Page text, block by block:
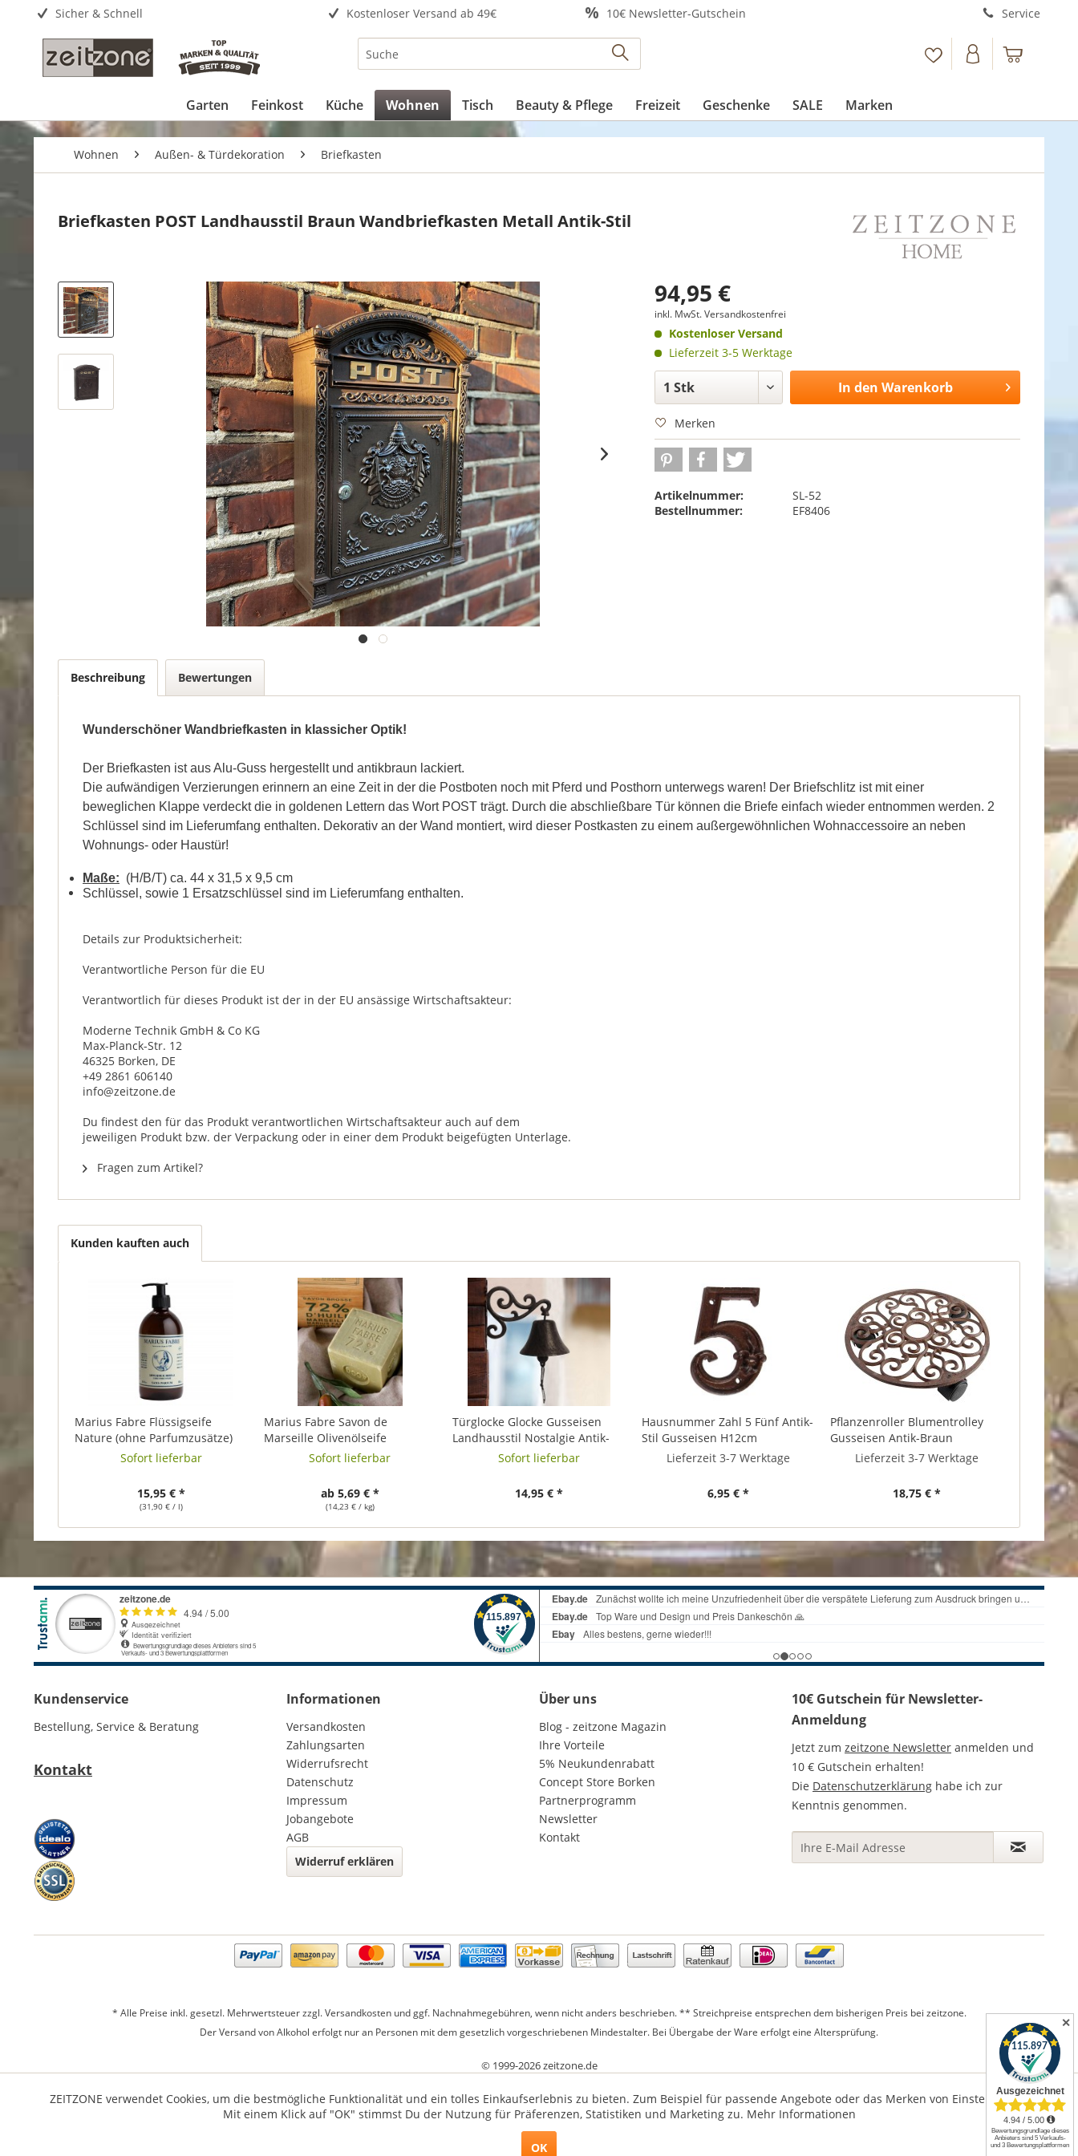
Sicher & Schnell Kostenloser Versand ab 49€ 10€ Newsletter-Gutschein Service
Garten Feinkost Küche Wohnen Tisch Beauty & Pflege Freizeit Geschenke SALE Marken
Wohnen Außen- & Türdekoration Briefkasten
Briefkasten POST Landhausstil Braun Wandbriefkasten Metall Antik-Stil
94,95 €
inkl. MwSt.Versandkostenfrei
Kostenloser Versand
Lieferzeit 3-5 Werktage
In den Warenkorb
Merken
Artikelnummer:
SL-52
Bestellnummer:
EF8406
Beschreibung Bewertungen
Wunderschöner Wandbriefkasten in klassicher Optik!
Der Briefkasten ist aus Alu-Guss hergestellt und antikbraun lackiert.
Die aufwändigen Verzierungen erinnern an eine Zeit in der die Postboten noch mit Pferd und Posthorn unterwegs waren! Der Briefschlitz ist mit einer
beweglichen Klappe verdeckt die in goldenen Lettern das Wort POST trägt. Durch die abschließbare Tür können die Briefe einfach wieder entnommen werden. 2
Schlüssel sind im Lieferumfang enthalten. Dekorativ an der Wand montiert, wird dieser Postkasten zu einem außergewöhnlichen Wohnaccessoire an neben
Wohnungs- oder Haustür!
Maße: (H/B/T) ca. 44 x 31,5 x 9,5 cm
Schlüssel, sowie 1 Ersatzschlüssel sind im Lieferumfang enthalten.
Details zur Produktsicherheit:
Verantwortliche Person für die EU
Verantwortlich für dieses Produkt ist der in der EU ansässige Wirtschaftsakteur:
Moderne Technik GmbH & Co KG
Max-Planck-Str. 12
46325 Borken, DE
+49 2861 606140
info@zeitzone.de
Du findest den für das Produkt verantwortlichen Wirtschaftsakteur auch auf dem
jeweiligen Produkt bzw. der Verpackung oder in einer dem Produkt beigefügten Unterlage.
Fragen zum Artikel?
Kunden kauften auch
Marius Fabre Flüssigseife
Nature (ohne Parfumzusätze)
Bio-Olivenöl 500ml
Sofort lieferbar
15,95 € *
(31,90 € / l)
Marius Fabre Savon de
Marseille Olivenölseife
Seifenblock Seife Vegan 400g
Sofort lieferbar
ab 5,69 € *
(14,23 € / kg)
Türglocke Glocke Gusseisen
Landhausstil Nostalgie Antik-
Stil BraunSofort lieferbar
14,95 € *
Hausnummer Zahl 5 Fünf Antik-
Stil Gusseisen H12cm
Lieferzeit 3-7 Werktage
6,95 € *
Pflanzenroller Blumentrolley
Gusseisen Antik-Braun
Blumenroller Pflanzentrolley
Lieferzeit 3-7 Werktage
18,75 € *
✕
Kundenservice
Bestellung, Service & Beratung
Kontakt
Informationen
Versandkosten
Zahlungsarten
Widerrufsrecht
Datenschutz
Impressum
Jobangebote
AGB
Widerruf erklären
Über uns
Blog - zeitzone Magazin
Ihre Vorteile
5% Neukundenrabatt
Concept Store Borken
Partnerprogramm
Newsletter
Kontakt
10€ Gutschein für Newsletter-
Anmeldung
Jetzt zum zeitzone Newsletter anmelden und
10 € Gutschein erhalten!
Die Datenschutzerklärung habe ich zur
Kenntnis genommen.
* Alle Preise inkl. gesetzl. Mehrwertsteuer zzgl.Versandkostenund ggf. Nachnahmegebühren, wenn nicht anders beschrieben. ** Streichpreise entsprechen dem bisherigen Preis bei zeitzone.
Der Versand von Alkohol erfolgt nur an Personen mit dem gesetzlich vorgeschriebenen Mindestalter. Bei Übergabe der Ware erfolgt eine Altersprüfung.
© 1999-2026 zeitzone.de
ZEITZONE verwendet Cookies, um die bestmögliche Funktionalität und ein tolles Einkaufserlebnis zu bieten. Zum Beispiel für passende Angebote oder das Merken von Einstellungen.
Mit einem Klick auf "OK" stimmst Du der Nutzung für Präferenzen, Statistiken und Marketing zu. Mehr Informationen
OK